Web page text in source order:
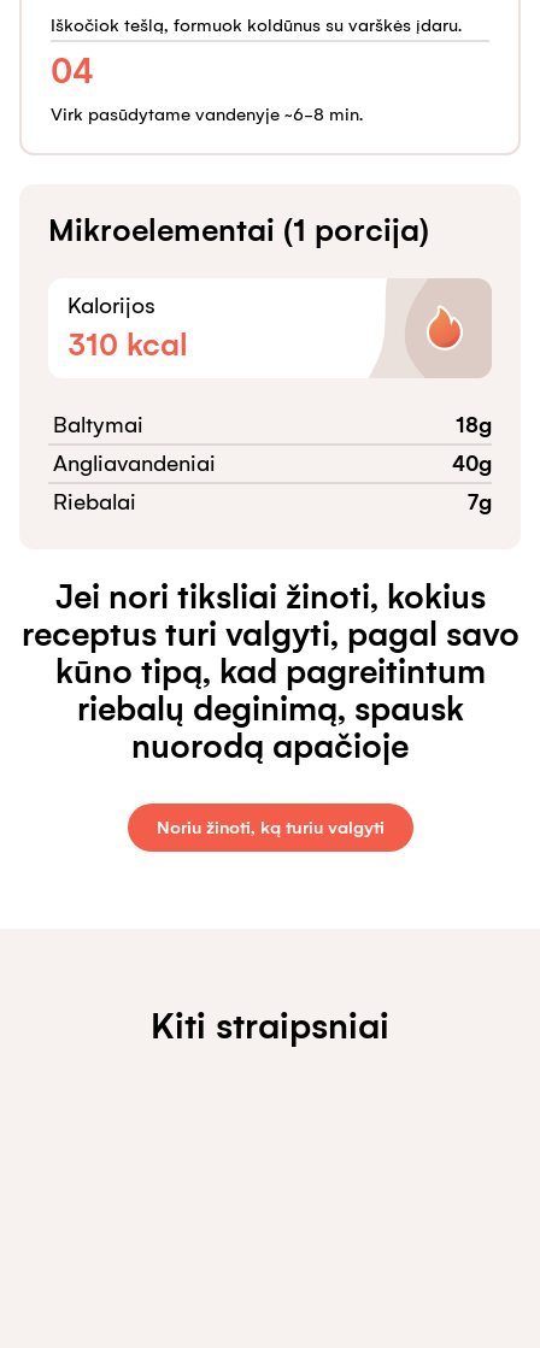
Iškočiok tešlą, formuok koldūnus su varškės įdaru.
04
Virk pasūdytame vandenyje ~6-8 min.
Mikroelementai (1 porcija)
Kalorijos
310 kcal
Baltymai 18g
Angliavandeniai
40g
Riebalai
7g
Jei nori tiksliai žinoti, kokius
receptus turi valgyti, pagal savo
kūno tipą, kad pagreitintum
riebalų deginimą, spausk
nuorodą apačioje
Noriu žinoti, ką turiu valgyti
Kiti straipsniai